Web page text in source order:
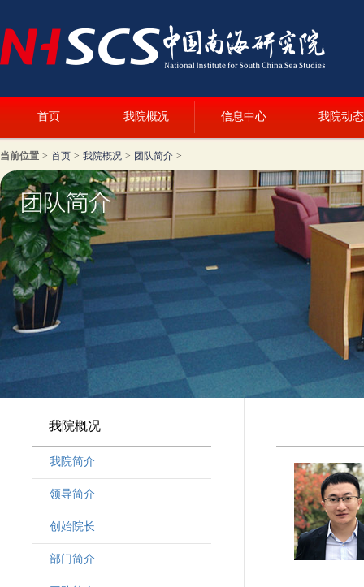
首页 我院概况 信息中心 我院动态
当前位置 > 首页 > 我院概况 > 团队简介 >
我院概况
我院简介
领导简介
· 韩晶磊副院长
创始院长
部门简介